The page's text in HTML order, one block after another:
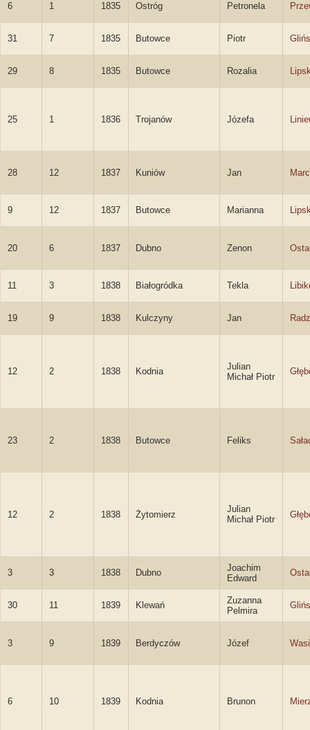
6 1 1835 Ostróg Petronela
31 7 1835 Butowce Piotr
29 8 1835 Butowce Rozalia
25 1 1836 Trojanów Józefa
28 12 1837 Kuniów Jan
9 12 1837 Butowce Marianna
20 6 1837 Dubno Zenon
11 3 1838 Białogródka Tekla
19 9 1838 Kulczyny Jan
12 2 1838 Kodnia
Julian
Michał Piotr
23 2 1838 Butowce Feliks
12 2 1838 Żytomierz
Julian
Michał Piotr
3 3 1838 Dubno
Joachim
Edward
30 11 1839 Klewań
Zuzanna
Pelmira
3 9 1839 Berdyczów Józef
6 10 1839 Kodnia Brunon